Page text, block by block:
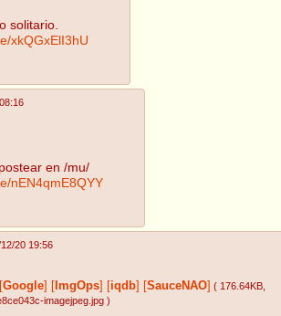
solitario.
xkQGxElI3hU
en /mu/
nEN4qmE8QYY
20 19:56
Google ImgOps iqdb SauceNAO ( 176.64KB
imagejpeg.jpg )